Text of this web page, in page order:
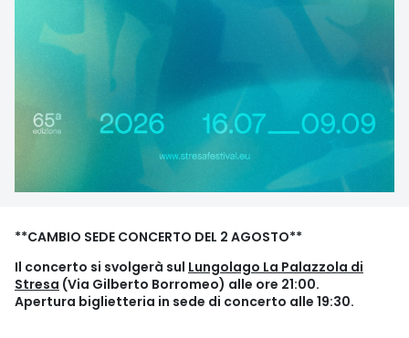
**CAMBIO SEDE CONCERTO DEL 2 AGOSTO**
Il concerto si svolgerà sul Lungolago La Palazzola di
Stresa (Via Gilberto Borromeo) alle ore 21:00.
Apertura biglietteria in sede di concerto alle 19:30.